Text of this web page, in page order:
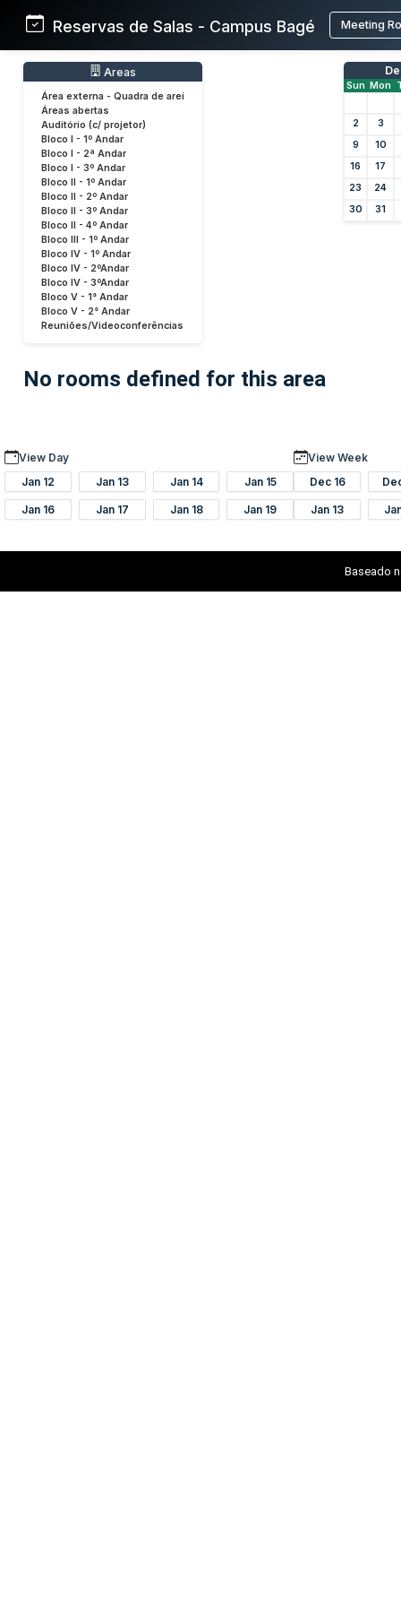
Reservas de Salas - Campus Bagé Meeting
Areas
Área externa - Quadra de arei
Áreas abertas
Auditório (c/ projetor)
Bloco I - 1º Andar
Bloco I - 2ª Andar
Bloco I - 3º Andar
Bloco II - 1º Andar
Bloco II - 2º Andar
Bloco II - 3º Andar
Bloco II - 4º Andar
Bloco III - 1º Andar
Bloco IV - 1º Andar
Bloco IV - 2ºAndar
Bloco IV - 3ºAndar
Bloco V - 1° Andar
Bloco V - 2° Andar
Reuniões/Videoconferências
Sun Mon
2
3
9
10
16
17
23
24
30
31
No rooms defined for this area
View Day
Jan 12
Jan 13 Jan 14 Jan 15
Jan 16 Jan 17 Jan 18 Jan 19
View Week
Dec 16
Jan 13
Baseado